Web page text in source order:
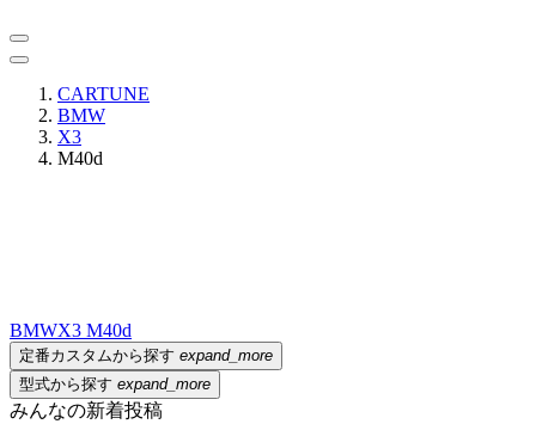
CARTUNE
BMW
X3
M40d
BMWX3 M40d
定番カスタムから探す expand_more
型式から探す expand_more
みんなの新着投稿